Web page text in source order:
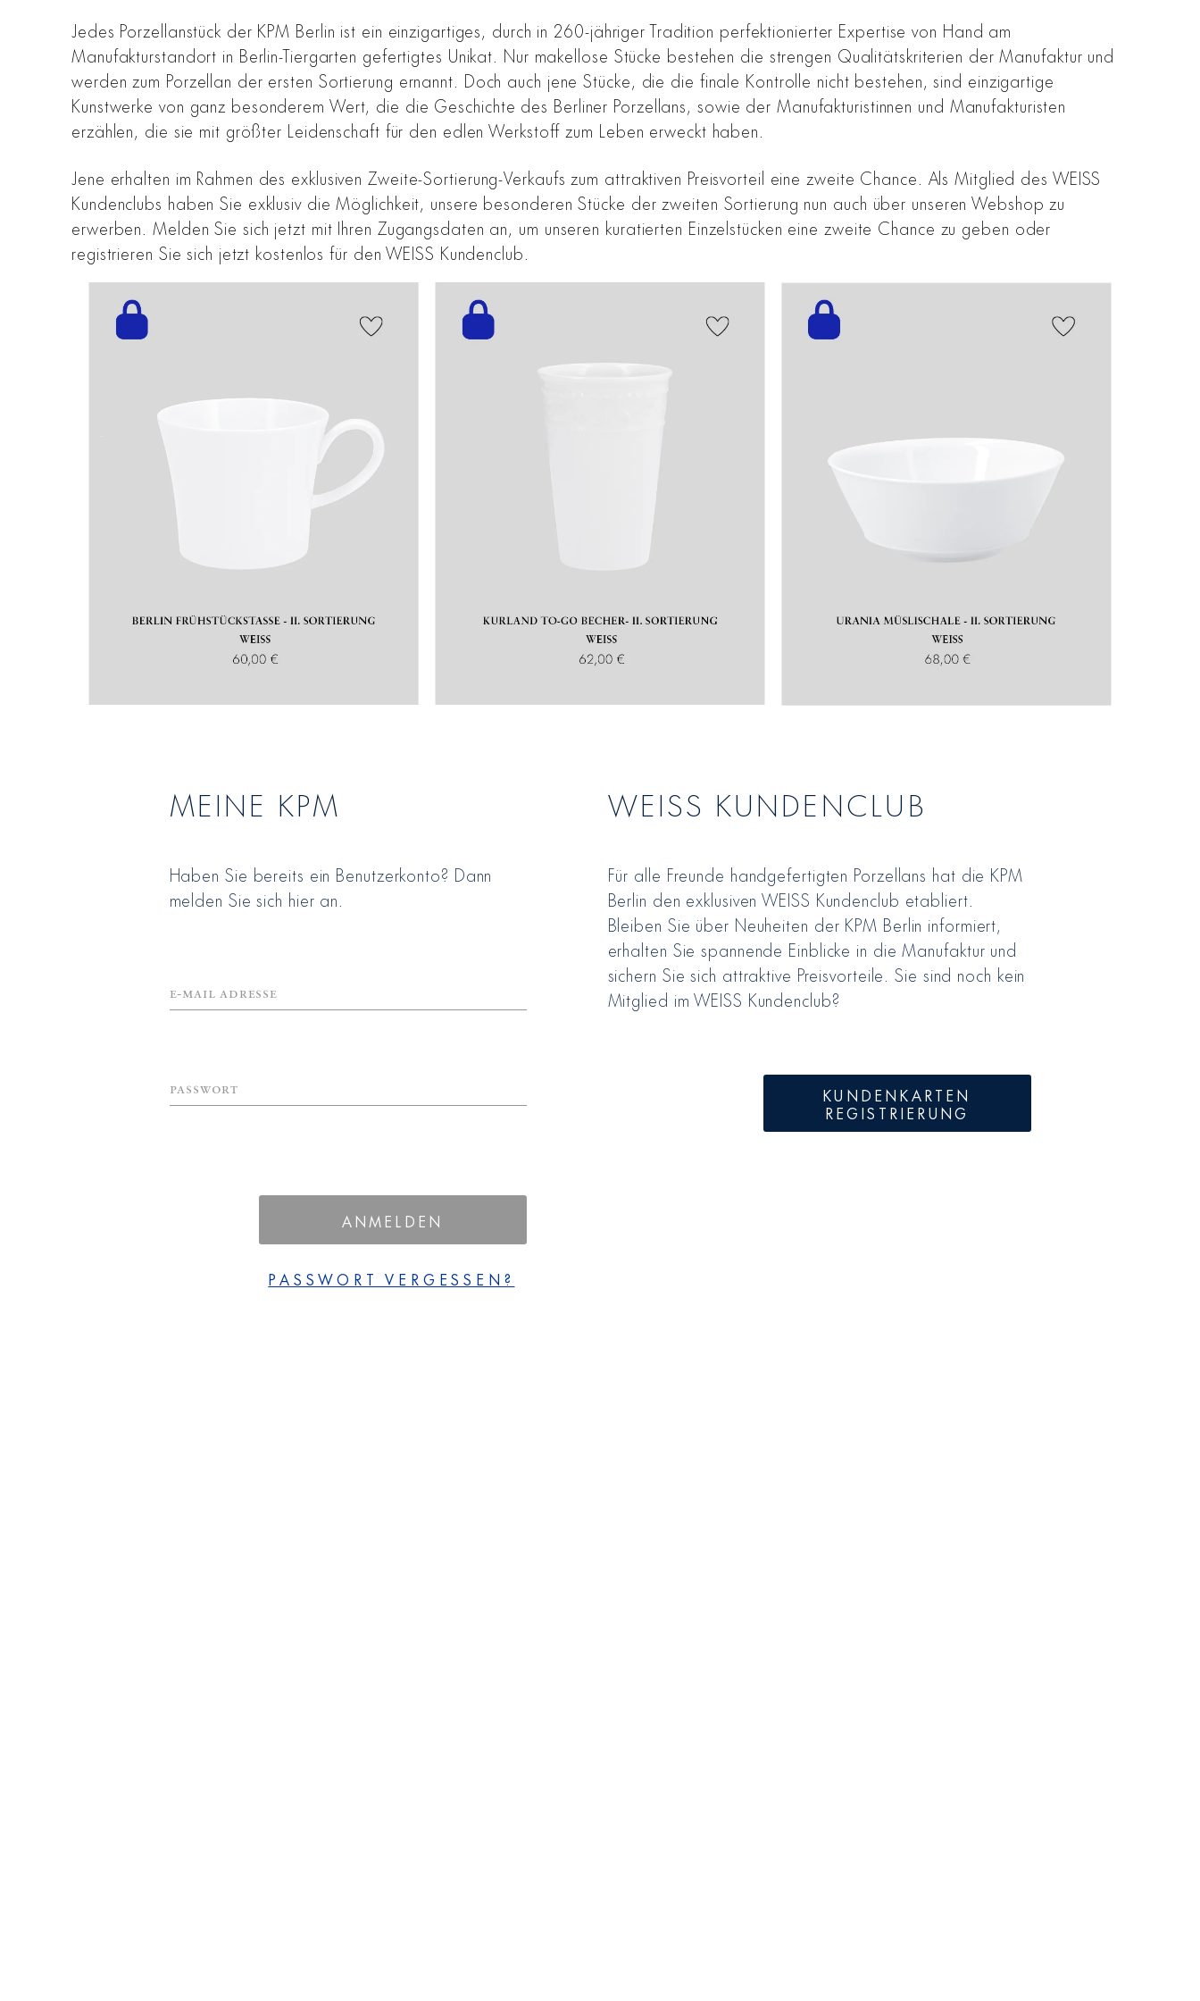
Jedes Porzellanstück der KPM Berlin ist ein einzigartiges, durch in 260-jähriger Tradition perfektionierter Expertise von Hand am
Manufakturstandort in Berlin-Tiergarten gefertigtes Unikat. Nur makellose Stücke bestehen die strengen Qualitätskriterien der Manufaktur und
werden zum Porzellan der ersten Sortierung ernannt. Doch auch jene Stücke, die die finale Kontrolle nicht bestehen, sind einzigartige
Kunstwerke von ganz besonderem Wert, die die Geschichte des Berliner Porzellans, sowie der Manufakturistinnen und Manufakturisten
erzählen, die sie mit größter Leidenschaft für den edlen Werkstoff zum Leben erweckt haben.
Jene erhalten im Rahmen des exklusiven Zweite-Sortierung-Verkaufs zum attraktiven Preisvorteil eine zweite Chance. Als Mitglied des WEISS
Kundenclubs haben Sie exklusiv die Möglichkeit, unsere besonderen Stücke der zweiten Sortierung nun auch über unseren Webshop zu
erwerben. Melden Sie sich jetzt mit Ihren Zugangsdaten an, um unseren kuratierten Einzelstücken eine zweite Chance zu geben oder
registrieren Sie sich jetzt kostenlos für den WEISS Kundenclub.
MEINE KPM
Haben Sie bereits ein Benutzerkonto? Dann
melden Sie sich hier an.
E-Mail Adresse
Passwort
ANMELDEN
PASSWORT VERGESSEN?
WEISS KUNDENCLUB
Für alle Freunde handgefertigten Porzellans hat die KPM
Berlin den exklusiven WEISS Kundenclub etabliert.
Bleiben Sie über Neuheiten der KPM Berlin informiert,
erhalten Sie spannende Einblicke in die Manufaktur und
sichern Sie sich attraktive Preisvorteile. Sie sind noch kein
Mitglied im WEISS Kundenclub?
KUNDENKARTEN
REGISTRIERUNG